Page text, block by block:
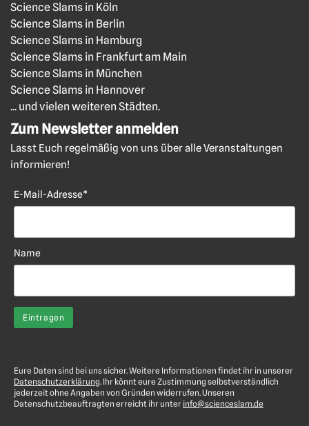
Science Slams in Köln
Science Slams in Berlin
Science Slams in Hamburg
Science Slams in Frankfurt am Main
Science Slams in München
Science Slams in Hannover
... und vielen weiteren Städten.
Zum Newsletter anmelden
Lasst Euch regelmäßig von uns über alle Veranstaltungen
informieren!
E-Mail-Adresse*
Name
Eure Daten sind bei uns sicher. Weitere Informationen findet ihr in unserer
Datenschutzerklärung. Ihr könnt eure Zustimmung selbstverständlich
jederzeit ohne Angaben von Gründen widerrufen. Unseren
Datenschutzbeauftragten erreicht ihr unter info@scienceslam.de